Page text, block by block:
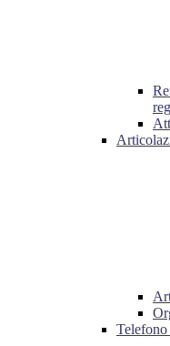
Telefono